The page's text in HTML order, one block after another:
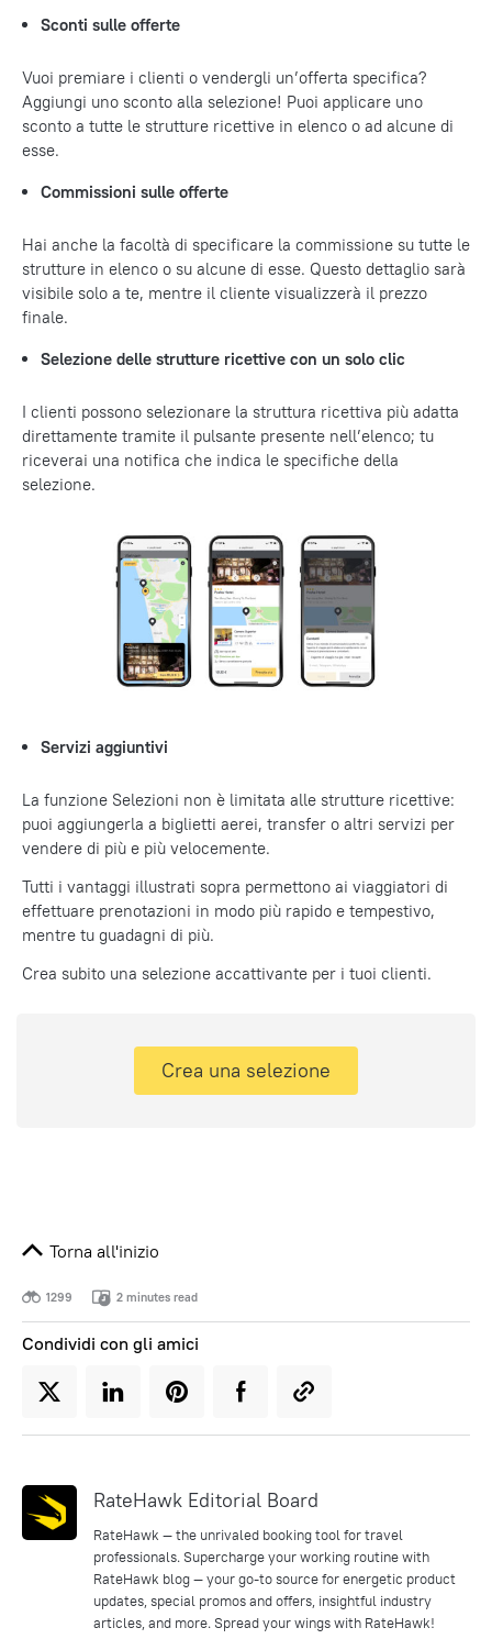
Sconti sulle offerte
Vuoi premiare i clienti o vendergli un’offerta specifica?
Aggiungi uno sconto alla selezione! Puoi applicare uno
sconto a tutte le strutture ricettive in elenco o ad alcune di
esse.
Commissioni sulle offerte
Hai anche la facoltà di specificare la commissione su tutte le
strutture in elenco o su alcune di esse. Questo dettaglio sarà
visibile solo a te, mentre il cliente visualizzerà il prezzo
finale.
Selezione delle strutture ricettive con un solo clic
I clienti possono selezionare la struttura ricettiva più adatta
direttamente tramite il pulsante presente nell’elenco; tu
riceverai una notifica che indica le specifiche della
selezione.
Servizi aggiuntivi
La funzione Selezioni non è limitata alle strutture ricettive:
puoi aggiungerla a biglietti aerei, transfer o altri servizi per
vendere di più e più velocemente.
Tutti i vantaggi illustrati sopra permettono ai viaggiatori di
effettuare prenotazioni in modo più rapido e tempestivo,
mentre tu guadagni di più.
Crea subito una selezione accattivante per i tuoi clienti.
Crea una selezione
Torna all'inizio
1299 2 minutes read
Condividi con gli amici
RateHawk Editorial Board
RateHawk — the unrivaled booking tool for travel
professionals. Supercharge your working routine with
RateHawk blog — your go-to source for energetic product
updates, special promos and offers, insightful industry
articles, and more. Spread your wings with RateHawk!